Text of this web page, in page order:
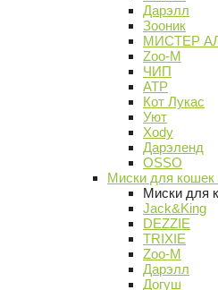
Дарэлл
Зооник
МИСТЕР
Zoo-M
ЧИП
АТР
Кот Лукас
Уют
Xody
Дарэленд
OSSO
Миски для кошек
Миски для
Jack&King
DEZZIE
TRIXIE
Zoo-M
Дарэлл
Догуш